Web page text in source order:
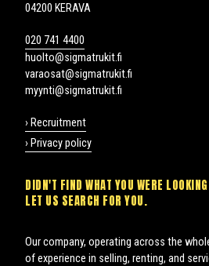
04200 KERAVA
020 741 4400
huolto@sigmatrukit.fi
varaosat@sigmatrukit.fi
myynti@sigmatrukit.fi
› Recruitment
› Privacy policy
DIDN'T FIND WHAT YOU WERE
LET US SEARCH FOR YOU.
Our company, operating across the
of experience in selling, renting, and